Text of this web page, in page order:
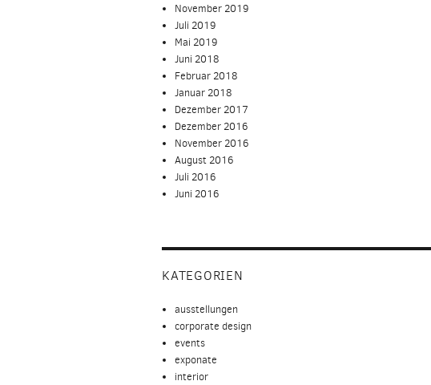
November 2019
Juli 2019
Mai 2019
Juni 2018
Februar 2018
Januar 2018
Dezember 2017
Dezember 2016
November 2016
August 2016
Juli 2016
Juni 2016
KATEGORIEN
ausstellungen
corporate design
events
exponate
interior